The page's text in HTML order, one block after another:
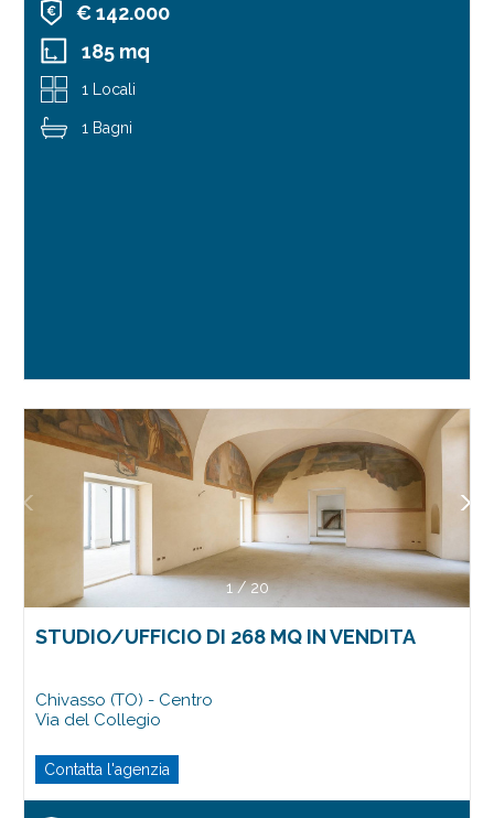
€ 142.000
185 mq
1 Locali
1 Bagni
1/20
STUDIO/UFFICIO DI 268 MQ IN VENDITA
Chivasso (TO) - Centro
Via del Collegio
Contatta l'agenzia